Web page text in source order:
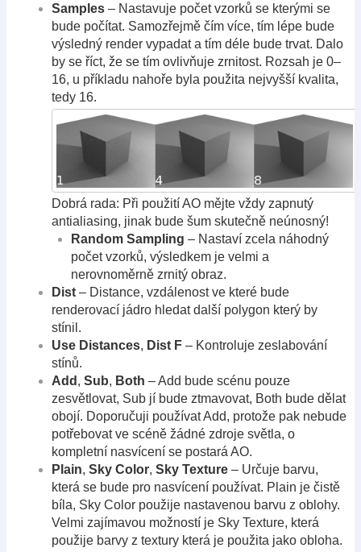
Samples – Nastavuje počet vzorků se kterými se
bude počítat. Samozřejmě čím více, tím lépe bude
výsledný render vypadat a tím déle bude trvat. Dalo
by se říct, že se tím ovlivňuje zrnitost. Rozsah je 0–
16, u příkladu nahoře byla použita nejvyšší kvalita,
tedy 16.
Dobrá rada: Při použití AO mějte vždy zapnutý
antialiasing, jinak bude šum skutečně neúnosný!
Random Sampling – Nastaví zcela náhodný
počet vzorků, výsledkem je velmi a
nerovnoměrně zrnitý obraz.
Dist – Distance, vzdálenost ve které bude
renderovací jádro hledat další polygon který by
stínil.
Use Distances, Dist F – Kontroluje zeslabování
stínů.
Add , Sub, Both – Add bude scénu pouze
zesvětlovat, Sub jí bude ztmavovat, Both bude dělat
obojí. Doporučuji používat Add, protože pak nebude
potřebovat ve scéně žádné zdroje světla, o
kompletní nasvícení se postará AO.
Plain, Sky Color, Sky Texture – Určuje barvu,
která se bude pro nasvícení používat. Plain je čistě
bíla, Sky Color použije nastavenou barvu z oblohy.
Velmi zajímavou možností je Sky Texture, která
použije barvy z textury která je použita jako obloha.